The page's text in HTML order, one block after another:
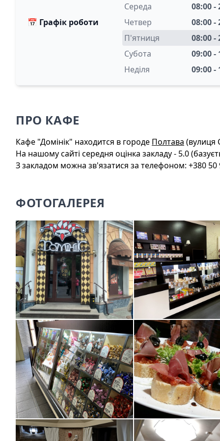
📅 Графік роботи
Середа
08:00 -
Четвер
08:00 -
П'ятниця
08:00 -
Субота
09:00 -
Неділя
09:00 -
ПРО КАФЕ
Кафе "Домінік" находится в городе Полтава (вулиця
На нашому сайті середня оцінка закладу - 5.0
З закладом можна зв'язатися за телефоном: +380 50
ФОТОГАЛЕРЕЯ